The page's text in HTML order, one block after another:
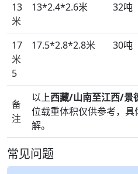
13
米
13*2.4*2.6米 32吨
17
米
5
17.5*2.8*2.8米 30吨
备
注
以上西藏/山南至江西/景
位载重体积仅供参考，
解。
常见问题